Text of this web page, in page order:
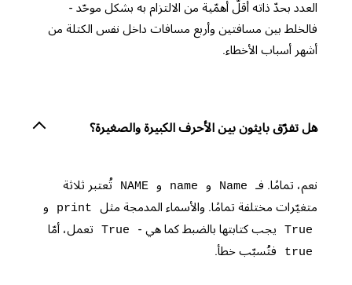
العدد بحدّ ذاته أقلّ أهمّية من الالتزام به بشكل موحّد -
فالخلط بين مسافتين وأربع مسافات داخل نفس الكتلة من
أشهر أسباب الأخطاء.
هل تفرّق بايثون بين الأحرف الكبيرة والصغيرة؟
نعم، تمامًا. فـ Name و name و NAME
تُعتبر ثلاثة
متغيّرات مختلفة تمامًا. والأسماء المدمجة مثل
print و
True يجب كتابتها بالضبط كما هي - True تعمل، أمّا
true فتُسبّب خطأ.